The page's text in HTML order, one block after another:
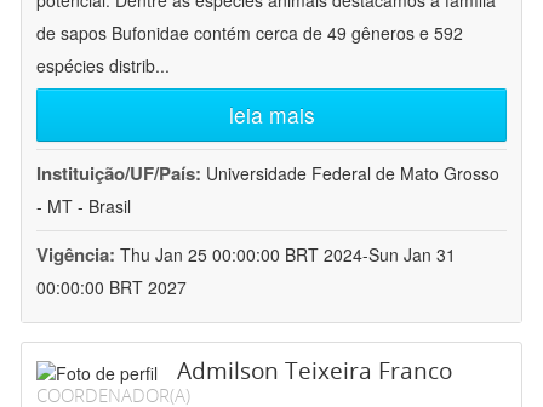
de sapos Bufonidae contém cerca de 49 gêneros e 592
espécies distrib...
leia mais
Instituição/UF/País: Universidade Federal de Mato Grosso
- MT - Brasil
Vigência: Thu Jan 25 00:00:00 BRT 2024-Sun Jan 31
00:00:00 BRT 2027
Admilson Teixeira Franco
COORDENADOR(A)